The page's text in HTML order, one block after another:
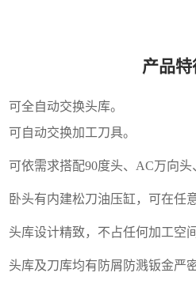
产品特
可全自动交换头库。
可自动交换加工刀具。
可依需求搭配90度头、AC万向头
卧头有内建松刀油压缸，可在任
头库设计精致，不占任何加工空间
头库及刀库均有防屑防溅钣金严